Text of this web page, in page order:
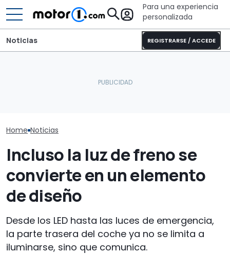
Para una experiencia
personalizada
REGISTRARSE / ACCEDE
Noticias
Home Noticias
Incluso la luz de freno se
convierte en un elemento
de diseño
Desde los LED hasta las luces de emergencia,
la parte trasera del coche ya no se limita a
iluminarse, sino que comunica.